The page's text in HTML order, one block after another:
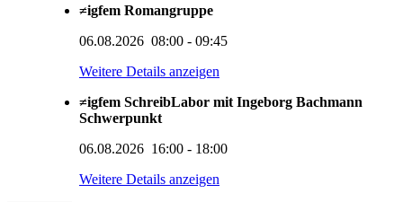
≠igfem Romangruppe
06.08.2026 08:00 - 09:45
Weitere Details anzeigen
≠igfem SchreibLabor mit Ingeborg Bachmann
Schwerpunkt
06.08.2026 16:00 - 18:00
Weitere Details anzeigen